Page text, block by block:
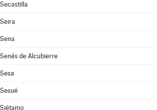
Secastilla
Seira
Sena
Senés de Alcubierre
Sesa
Sesué
Siétamo